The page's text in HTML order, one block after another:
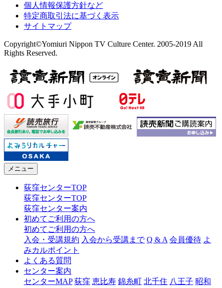
個人情報保護方針など
特定商取引法に基づく表示
サイトマップ
Copyright©Yomiuri Nippon TV Culture Center. 2005-2019 All
Rights Reserved.
メニュー
荻窪センターTOP
荻窪センターTOP
荻窪センター案内
初めてご利用の方へ
初めてご利用の方へ
入会・受講規約 入会から受講まで Q & A 会員優待 よ
みカルポイント
よくある質問
センター案内
センターMAP 荻窪 恵比寿 錦糸町 北千住 八王子 昭和